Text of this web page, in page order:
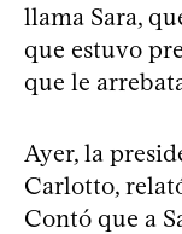
llama Sara,
que estuvo
que le
Ayer, la
Carlotto,
Contó que a